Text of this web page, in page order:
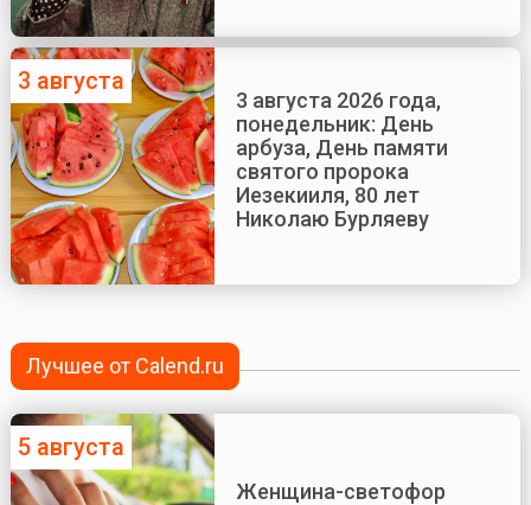
3 августа
3 августа 2026 года,
понедельник: День
арбуза, День памяти
святого пророка
Иезекииля, 80 лет
Николаю Бурляеву
Лучшее от Calend.ru
5 августа
Женщина-светофор